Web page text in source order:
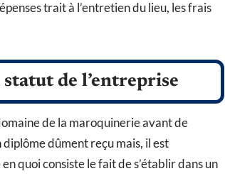
trait à l’entretien du lieu, les frais
de l’entreprise
de la maroquinerie avant de
dûment reçu mais, il est
quoi consiste le fait de s’établir dans un